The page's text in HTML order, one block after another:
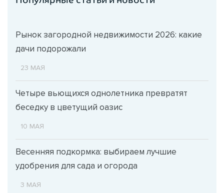
Рынок загородной недвижимости 2026: какие
дачи подорожали
23 МАЯ
Четыре вьющихся однолетника превратят
беседку в цветущий оазис
10 МАЯ
Весенняя подкормка: выбираем лучшие
удобрения для сада и огорода
3 МАЯ